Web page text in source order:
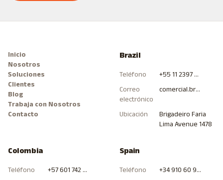
Inicio
Nosotros
Soluciones
Clientes
Blog
Trabaja con Nosotros
Contacto
Brazil
Teléfono
+55 11 2397 0000
Correo
electrónico
comercial.brasil@hitcommunications.com
Ubicación
Brigadeiro Faria
Lima Avenue 1478
Colombia
Teléfono
+57 601 742 4000
Spain
Teléfono
+34 910 60 98 99